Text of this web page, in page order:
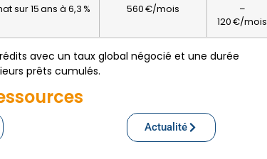
sur 15 ans à 6,3 % 560 €/mois
–
120 €/mois
avec un taux global négocié et une durée
prêts cumulés.
Actualité